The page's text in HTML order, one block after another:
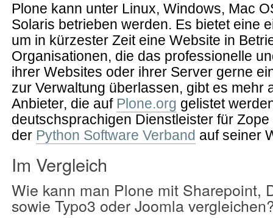
Plone kann unter Linux, Windows, Mac
Solaris betrieben werden. Es bietet eine
um in kürzester Zeit eine Website in
Organisationen, die das professionelle
ihrer Websites oder ihrer Server gerne
zur Verwaltung überlassen, gibt es mehr
Anbieter, die auf Plone.org gelistet
deutschsprachigen Dienstleister für
der Python Software Verband auf seiner
Im Vergleich
Wie kann man Plone mit Sharepoint,
sowie Typo3 oder Joomla